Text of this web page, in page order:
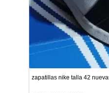
zapatillas nike talla 42